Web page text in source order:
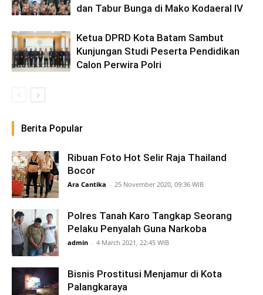
dan Tabur Bunga di Mako Kodaeral IV
Ketua DPRD Kota Batam Sambut
Kunjungan Studi Peserta Pendidikan
Calon Perwira Polri
Berita Popular
Ribuan Foto Hot Selir Raja Thailand
Bocor
Ara Cantika - 25 November 2020, 09:36 WIB
Polres Tanah Karo Tangkap Seorang
Pelaku Penyalah Guna Narkoba
admin - 4 March 2021, 22:45 WIB
Bisnis Prostitusi Menjamur di Kota
Palangkaraya